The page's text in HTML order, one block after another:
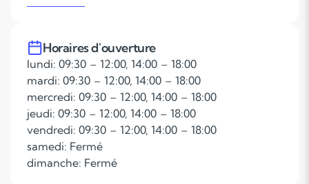
Horaires d'ouverture
lundi: 09:30 – 12:00, 14:00 – 18:00
mardi: 09:30 – 12:00, 14:00 – 18:00
mercredi: 09:30 – 12:00, 14:00 – 18:00
jeudi: 09:30 – 12:00, 14:00 – 18:00
vendredi: 09:30 – 12:00, 14:00 – 18:00
samedi: Fermé
dimanche: Fermé